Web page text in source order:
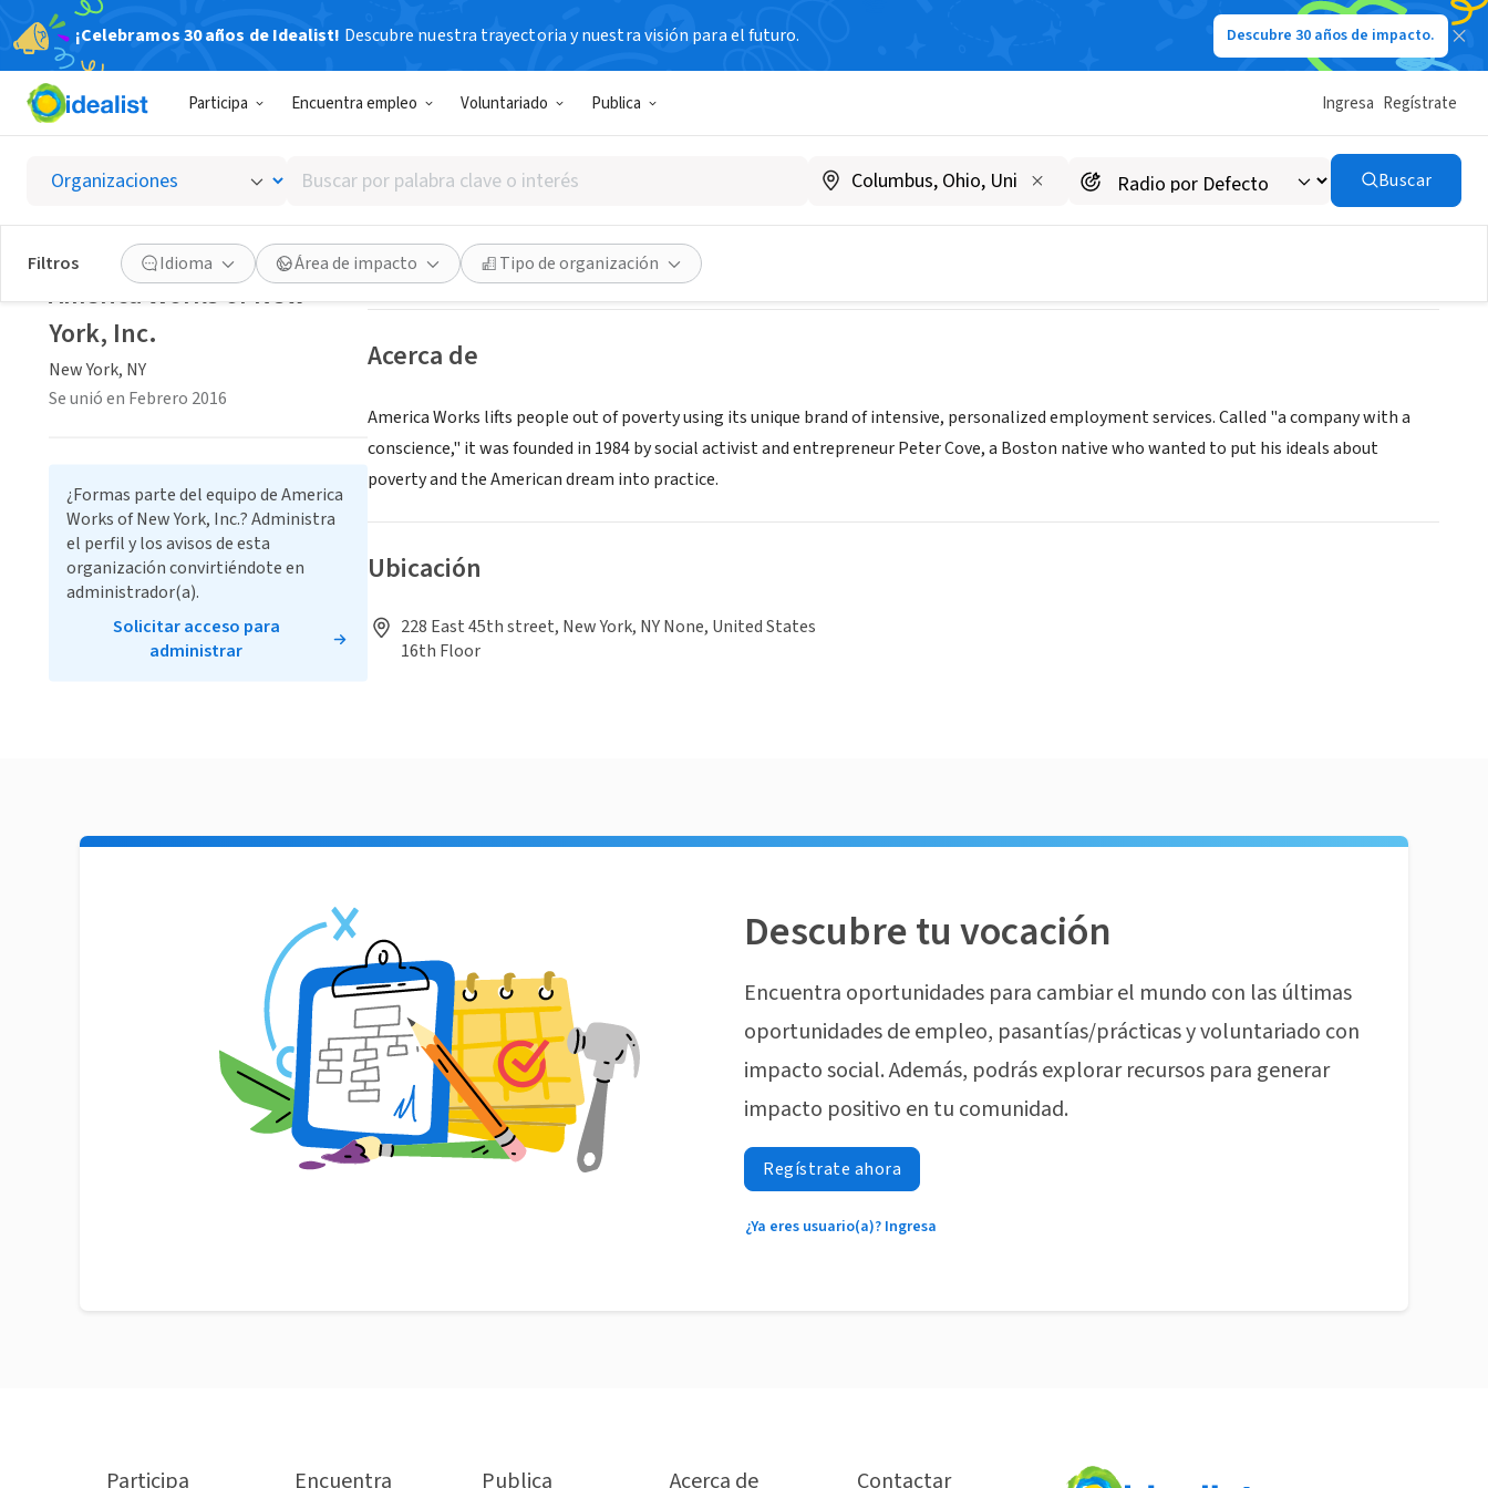
¡Celebramos 30 años de Idealist! Descubre nuestra trayectoria y nuestra visión para el futuro. Descubre 30 años de impacto.
Participa Encuentra empleo Voluntariado Publica Ingresa Regístrate
Buscar
por
palabra
clave
o
interés
Buscar
Filtros Idioma Área de impacto Tipo de organización
America Works of New York, Inc.
New York, NY|www.americaworks.com
Guardar Compartir
Acerca de
America Works lifts people out of poverty using its unique brand of intensive, personalized employment services. Called "a company with a
conscience," it was founded in 1984 by social activist and entrepreneur Peter Cove, a Boston native who wanted to put his ideals about
poverty and the American dream into practice.
Ubicación
228 East 45th street, New York, NY None, United States
16th Floor
America Works of New
York, Inc.
New York, NY
Se unió en Febrero 2016
¿Formas parte del equipo de America
Works of New York, Inc.? Administra
el perfil y los avisos de esta
organización convirtiéndote en
administrador(a).
Solicitar acceso para
administrar
Descubre tu vocación
Encuentra oportunidades para cambiar el mundo con las últimas
oportunidades de empleo, pasantías/prácticas y voluntariado con
impacto social. Además, podrás explorar recursos para generar
impacto positivo en tu comunidad.
Regístrate ahora
¿Ya eres usuario(a)? Ingresa
Participa Encuentra Publica Acerca de Contactar